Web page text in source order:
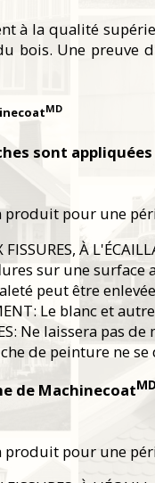
à la qualité
bois. Une preuve
MD
sont appliquées
produit pour une
FISSURES, À
sur une surface
peut être
Le blanc et
Ne laissera pas
de peinture ne
de Machinecoat
produit pour une